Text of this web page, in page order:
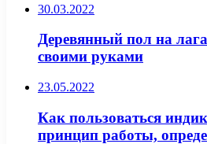
30.03.2022
Деревянный пол на
своими руками
23.05.2022
Как пользоваться
принцип работы,